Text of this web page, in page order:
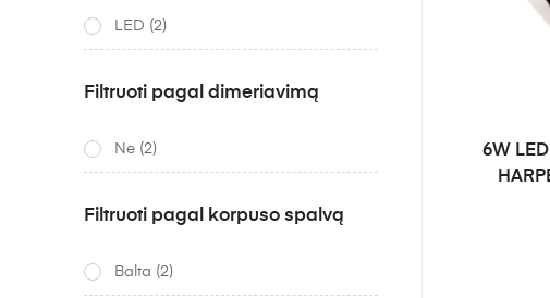
6W
LED (2)
Filtruoti pagal dimeriavimą
Ne (2)
Filtruoti pagal korpuso spalvą
Balta (2)